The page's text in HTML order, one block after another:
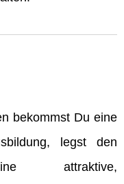
bekommst Du eine
legst den
attraktive,